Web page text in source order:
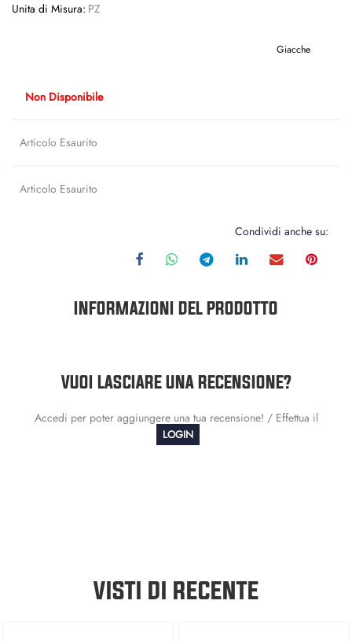
Unita di Misura: PZ
Giacche
Non Disponibile
Articolo Esaurito
Articolo Esaurito
Condividi anche su:
INFORMAZIONI DEL PRODOTTO
VUOI LASCIARE UNA RECENSIONE?
Accedi per poter aggiungere una tua recensione! / Effettua il
LOGIN
VISTI DI RECENTE